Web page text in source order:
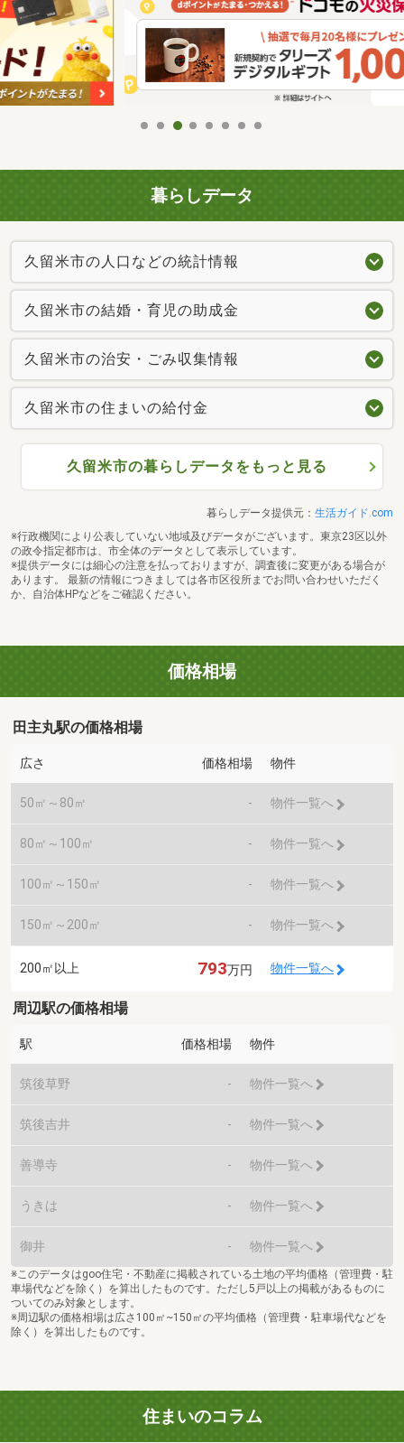
暮らしデータ
久留米市の人口などの統計情報
久留米市の結婚・育児の助成金
久留米市の治安・ごみ収集情報
久留米市の住まいの給付金
久留米市の暮らしデータをもっと見る
暮らしデータ提供元： 生活ガイド.com
※行政機関により公表していない地域及びデータがございます。東京23区以外
の政令指定都市は、市全体のデータとして表示しています。
※提供データには細心の注意を払っておりますが、調査後に変更がある場合が
あります。 最新の情報につきましては各市区役所までお問い合わせいただく
か、自治体HPなどをご確認ください。
価格相場
田主丸駅の価格相場
広さ 価格相場 物件
50㎡～80㎡ - 物件一覧へ
80㎡～100㎡ - 物件一覧へ
100㎡～150㎡ - 物件一覧へ
150㎡～200㎡ - 物件一覧へ
200㎡以上 793万円 物件一覧へ
周辺駅の価格相場
駅 価格相場 物件
筑後草野 - 物件一覧へ
筑後吉井 - 物件一覧へ
善導寺 - 物件一覧へ
うきは - 物件一覧へ
御井 - 物件一覧へ
※このデータはgoo住宅・不動産に掲載されている土地の平均価格（管理費・駐
車場代などを除く）を算出したものです。ただし5戸以上の掲載があるものに
ついてのみ対象とします。
※周辺駅の価格相場は広さ100㎡~150㎡の平均価格（管理費・駐車場代などを
除く）を算出したものです。
住まいのコラム